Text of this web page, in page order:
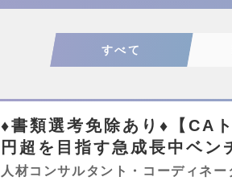
すべて
♦︎書類選考免除あり♦︎【CA
円超を目指す急成長中ベン
人材コンサルタント・コーディネー